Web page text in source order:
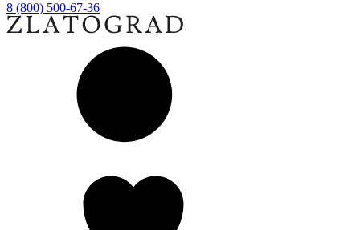
8 (800) 500-67-36